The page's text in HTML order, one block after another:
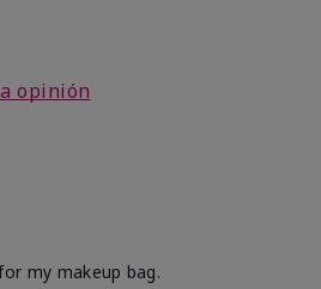
opinión
my makeup bag.